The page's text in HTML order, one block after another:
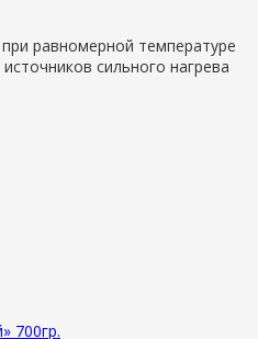
равномерной температуре
сильного нагрева